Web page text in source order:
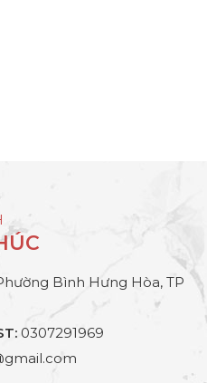
Bình Hưng Hòa, TP
0307291969